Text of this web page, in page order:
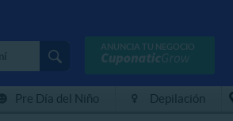
ANUNCIA TU NEGOCIO
Pre Día del Niño Depilación